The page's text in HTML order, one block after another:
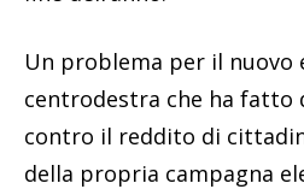
Un problema per il nuovo
centrodestra che ha fatto
contro il reddito di
della propria campagna